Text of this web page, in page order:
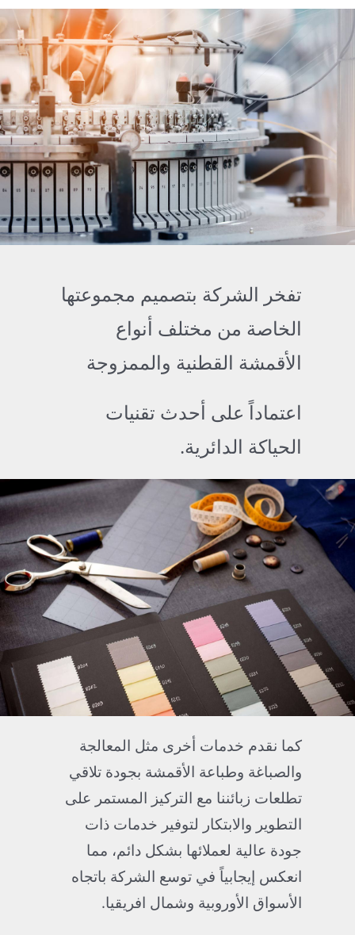
تفخر الشركة بتصميم مجموعتها
الخاصة من مختلف أنواع
الأقمشة القطنية والممزوجة
اعتماداً على أحدث تقنيات
الحياكة الدائرية.
كما نقدم خدمات أخرى مثل المعالجة
والصباغة وطباعة الأقمشة بجودة تلاقي
تطلعات زبائننا مع التركيز المستمر على
التطوير والابتكار لتوفير خدمات ذات
جودة عالية لعملائها بشكل دائم، مما
انعكس إيجابياً في توسع الشركة باتجاه
الأسواق الأوروبية وشمال افريقيا.